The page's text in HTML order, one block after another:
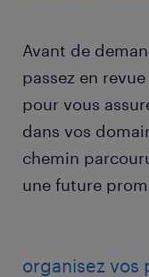
Avant de
passez en
pour vous
dans vos
chemin
une future
organisez vos